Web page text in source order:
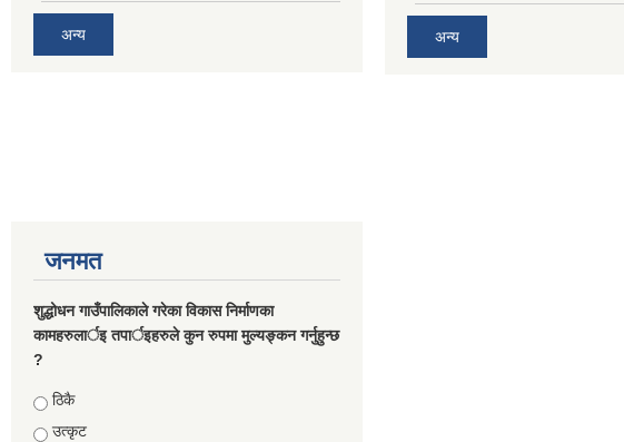
अन्य अन्य
जनमत
शुद्धोधन गाउँपालिकाले गरेका विकास निर्माणका
कामहरुलार्इ तपार्इहरुले कुन रुपमा मुल्यङ्कन गर्नुहुन्छ
?
Choices
ठिकै
उत्कृट